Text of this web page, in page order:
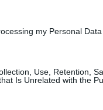
my Personal
Use, Retention,
Is Unrelated with the
σύζυγός του
ο Γιάννης